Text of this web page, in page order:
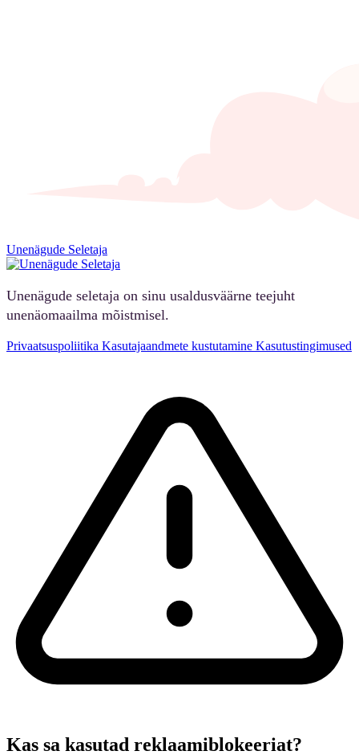
Unenägude Seletaja
Unenägude seletaja on sinu usaldusväärne teejuht
unenäomaailma mõistmisel.
Privaatsuspoliitika Kasutajaandmete kustutamine Kasutustingimused
Kas sa kasutad reklaamiblokeeriat?